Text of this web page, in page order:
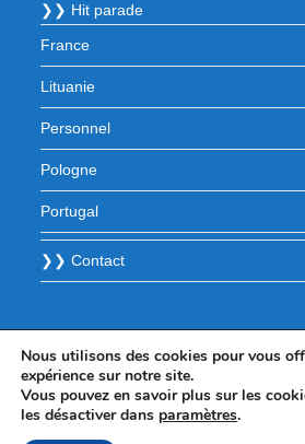
❯❯ Hit parade
France
Lituanie
Personnel
Pologne
Portugal
❯❯ Contact
Nous utilisons des cookies pour vous
expérience sur notre site.
Vous pouvez en savoir plus sur les
les désactiver dans paramètres.